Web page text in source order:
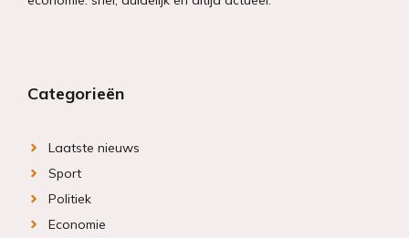
Categorieën
Laatste nieuws
Sport
Politiek
Economie